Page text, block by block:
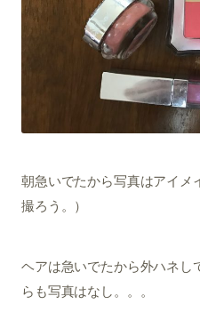
朝急いでたから写真はアイ
撮ろう。）
ヘアは急いでたから外ハネし
らも写真はなし。。。